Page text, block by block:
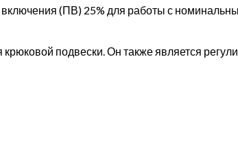
(ПВ) 25% для работы с
подвески. Он также является